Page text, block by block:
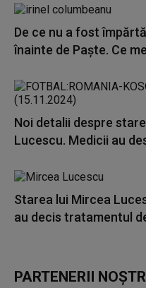
De ce nu a fost
înainte de Paște. Ce
Noi detalii despre
Lucescu. Medicii au
Starea lui Mircea
au decis tratamentul
PARTENERII